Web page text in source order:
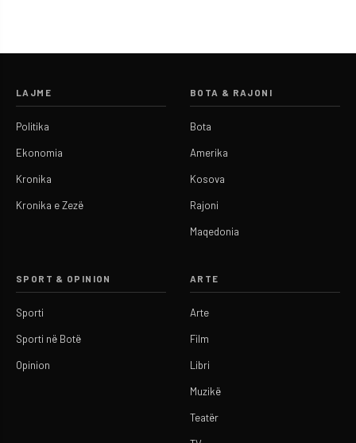
LAJME
Politika
Ekonomia
Kronika
Kronika e Zezë
BOTA & RAJONI
Bota
Amerika
Kosova
Rajoni
Maqedonia
SPORT & OPINION
Sporti
Sporti në Botë
Opinion
ARTE
Arte
Film
Libri
Muzikë
Teatër